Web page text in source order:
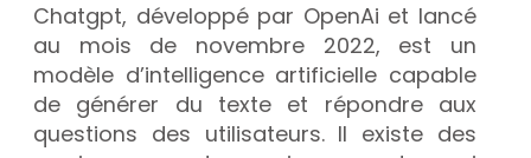
Chatgpt, développé par OpenAi et lancé
au mois de novembre 2022, est un
modèle d’intelligence artificielle capable
de générer du texte et répondre aux
questions des utilisateurs. Il existe des